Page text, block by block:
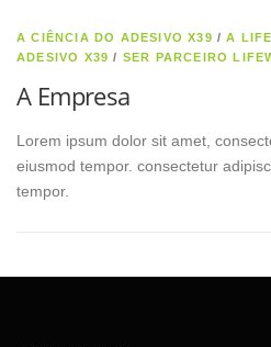
A CIÊNCIA DO ADESIVO X39 /A
ADESIVO X39 / SER PARCEIRO
A Empresa
Lorem ipsum dolor sit amet,
eiusmod tempor. consectetur
tempor.